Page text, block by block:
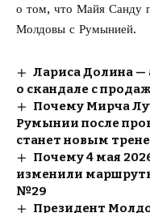
о том, что Майя Санду
Молдовы с Румынией.
Лариса Долина —
о скандале с
Почему Мирча
Румынии после
станет новым
Почему 4 мая
изменили
№29
Президент